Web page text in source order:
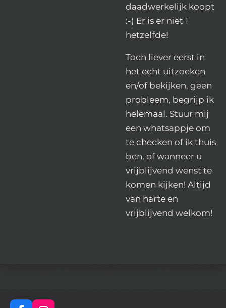
daadwerkelijk koopt
:-) Er is er niet 1
hetzelfde!
Toch liever eerst in
het echt uitzoeken
en/of bekijken, geen
probleem, begrijp ik
helemaal. Stuur mij
een whatsappje om
te checken of ik thuis
ben, of wanneer u
vrijblijvend wenst te
komen kijken! Altijd
van harte en
vrijblijvend welkom!